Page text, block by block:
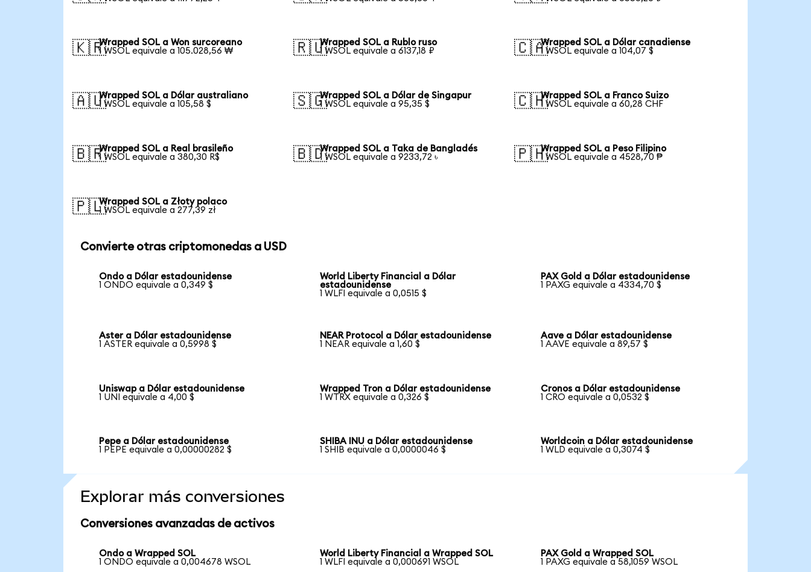
🇰🇷Wrapped SOL a Won surcoreano
1 WSOL equivale a 105.028,56 ₩
🇷🇺Wrapped SOL a Rublo ruso
1 WSOL equivale a 6137,18 ₽
🇨🇦Wrapped SOL a Dólar canadiense
1 WSOL equivale a 104,07 $
🇦🇺Wrapped SOL a Dólar australiano
1 WSOL equivale a 105,58 $
🇸🇬Wrapped SOL a Dólar de Singapur
1 WSOL equivale a 95,35 $
🇨🇭Wrapped SOL a Franco Suizo
1 WSOL equivale a 60,28 CHF
🇧🇷Wrapped SOL a Real brasileño
1 WSOL equivale a 380,30 R$
🇧🇩Wrapped SOL a Taka de Bangladés
1 WSOL equivale a 9233,72 ৳
🇵🇭Wrapped SOL a Peso Filipino
1 WSOL equivale a 4528,70 ₱
🇵🇱Wrapped SOL a Złoty polaco
1 WSOL equivale a 277,39 zł
Convierte otras criptomonedas a USD
Ondo a Dólar estadounidense
1 ONDO equivale a 0,349 $
World Liberty Financial a Dólar
estadounidense
1 WLFI equivale a 0,0515 $
PAX Gold a Dólar estadounidense
1 PAXG equivale a 4334,70 $
Aster a Dólar estadounidense
1 ASTER equivale a 0,5998 $
NEAR Protocol a Dólar estadounidense
1 NEAR equivale a 1,60 $
Aave a Dólar estadounidense
1 AAVE equivale a 89,57 $
Uniswap a Dólar estadounidense
1 UNI equivale a 4,00 $
Wrapped Tron a Dólar estadounidense
1 WTRX equivale a 0,326 $
Cronos a Dólar estadounidense
1 CRO equivale a 0,0532 $
Pepe a Dólar estadounidense
1 PEPE equivale a 0,00000282 $
SHIBA INU a Dólar estadounidense
1 SHIB equivale a 0,0000046 $
Worldcoin a Dólar estadounidense
1 WLD equivale a 0,3074 $
Explorar más conversiones
Conversiones avanzadas de activos
Ondo a Wrapped SOL
1 ONDO equivale a 0,004678 WSOL
World Liberty Financial a Wrapped SOL
1 WLFI equivale a 0,000691 WSOL
PAX Gold a Wrapped SOL
1 PAXG equivale a 58,1059 WSOL